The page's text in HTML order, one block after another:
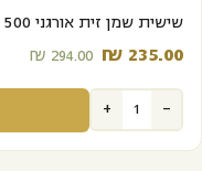
שישית שמן זית אורגני 500 מ"ל
₪ 294.00‬ ₪ 235.00‬
-
+